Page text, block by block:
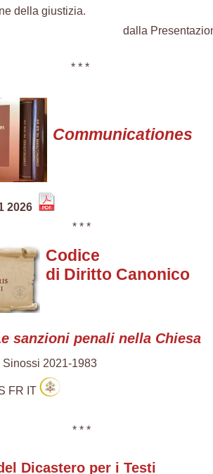
della giustizia.
dalla
* * *
Communicationes
2026
* * *
Codice
di Diritto Canonico
sanzioni penali nella Chiesa
Sinossi 2021-1983
FR IT
* * *
Dicastero per i Testi